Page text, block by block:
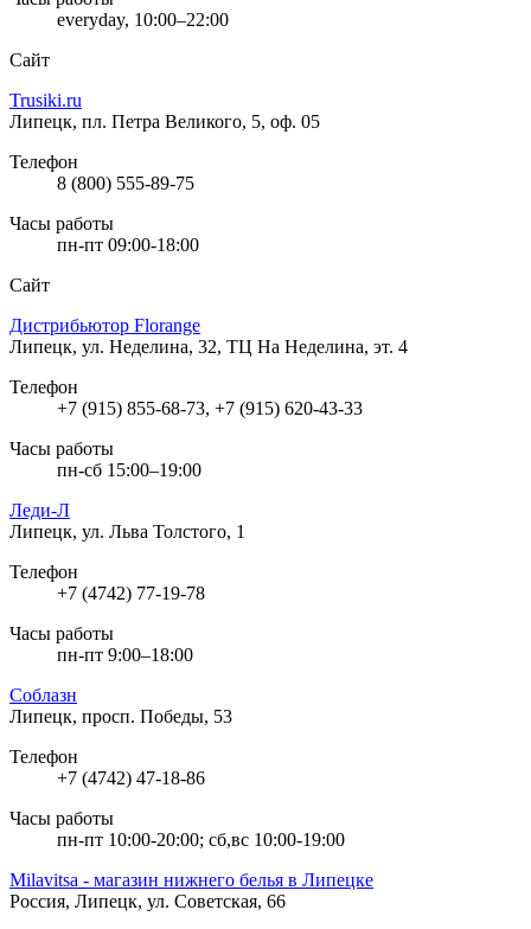
everyday, 10:00–22:00
Сайт
Trusiki.ru
Липецк, пл. Петра Великого, 5, оф. 05
Телефон
8 (800) 555-89-75
Часы работы
пн-пт 09:00-18:00
Сайт
Дистрибьютор Florange
Липецк, ул. Неделина, 32, ТЦ На Неделина, эт. 4
Телефон
+7 (915) 855-68-73, +7 (915) 620-43-33
Часы работы
пн-сб 15:00–19:00
Леди-Л
Липецк, ул. Льва Толстого, 1
Телефон
+7 (4742) 77-19-78
Часы работы
пн-пт 9:00–18:00
Соблазн
Липецк, просп. Победы, 53
Телефон
+7 (4742) 47-18-86
Часы работы
пн-пт 10:00-20:00; сб,вс 10:00-19:00
Milavitsa - магазин нижнего белья в Липецке
Россия, Липецк, ул. Советская, 66